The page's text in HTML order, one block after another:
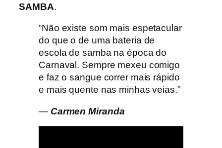
SAMBA.
“Não existe som mais espetacular
do que o de uma bateria de
escola de samba na época do
Carnaval. Sempre mexeu comigo
e faz o sangue correr mais rápido
e mais quente nas minhas veias.”
— Carmen Miranda